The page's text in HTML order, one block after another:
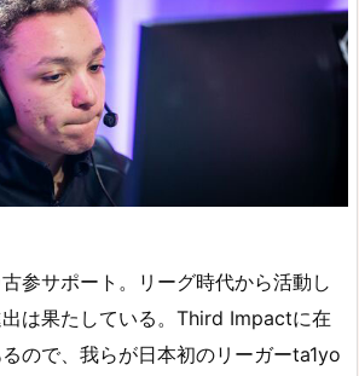
参サポート。リーグ時代から活動し
は果たしている。Third Impactに在
ので、我らが日本初のリーガーta1yo